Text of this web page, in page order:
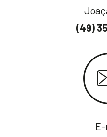
(49)